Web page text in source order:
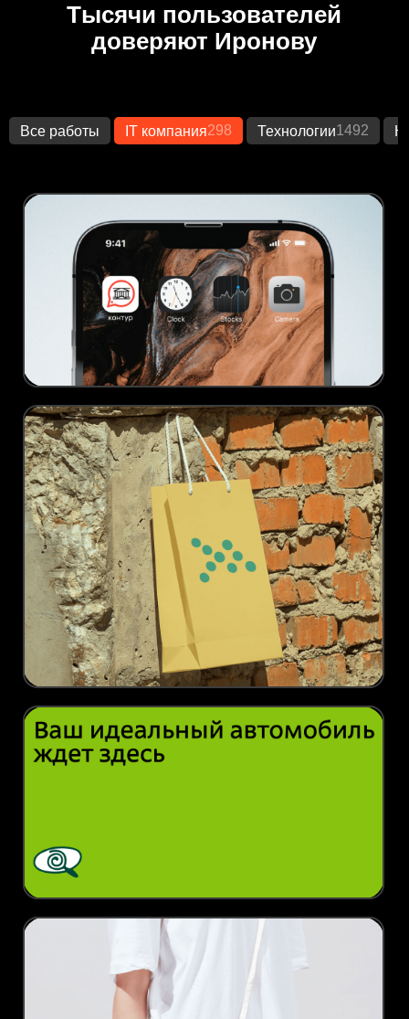
Тысячи пользователей
доверяют Иронову
Все работы IT компания298 Технологии1492